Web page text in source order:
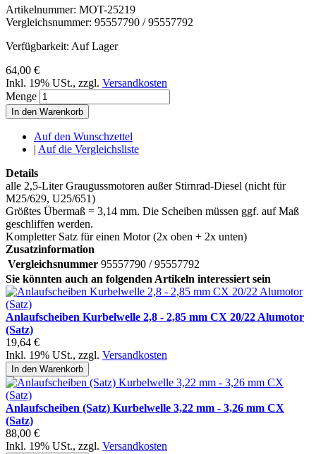
Artikelnummer: MOT-25219
Vergleichsnummer: 95557790 / 95557792
Verfügbarkeit: Auf Lager
64,00 €
Inkl. 19% USt., zzgl. Versandkosten
Menge
In den Warenkorb
Auf den Wunschzettel
| Auf die Vergleichsliste
Details
alle 2,5-Liter Graugussmotoren außer Stirnrad-Diesel (nicht für
M25/629, U25/651)
Größtes Übermaß = 3,14 mm. Die Scheiben müssen ggf. auf Maß
geschliffen werden.
Kompletter Satz für einen Motor (2x oben + 2x unten)
Zusatzinformation
Vergleichsnummer 95557790 / 95557792
Sie könnten auch an folgenden Artikeln interessiert sein
Anlaufscheiben Kurbelwelle 2,8 - 2,85 mm CX 20/22 Alumotor
(Satz)
19,64 €
Inkl. 19% USt., zzgl. Versandkosten
In den Warenkorb
Anlaufscheiben (Satz) Kurbelwelle 3,22 mm - 3,26 mm CX
(Satz)
88,00 €
Inkl. 19% USt., zzgl. Versandkosten